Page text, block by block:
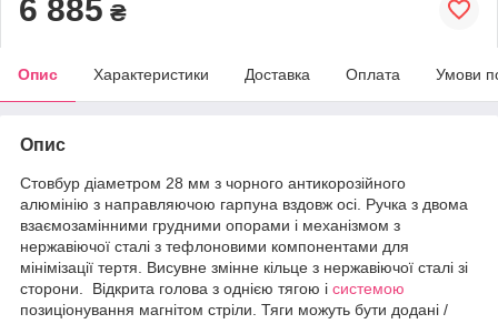
6 885 ₴
Опис Характеристики Доставка Оплата Умови
Опис
Стовбур діаметром 28 мм з чорного антикорозійного
алюмінію з направляючою гарпуна вздовж осі. Ручка з двома
взаємозамінними грудними опорами і механізмом з
нержавіючої сталі з тефлоновими компонентами для
мінімізації тертя. Висувне змінне кільце з нержавіючої сталі зі
сторони.
Відкрита голова з однією тягою і системою
позиціонування магнітом стріли. Тяги можуть бути додані /